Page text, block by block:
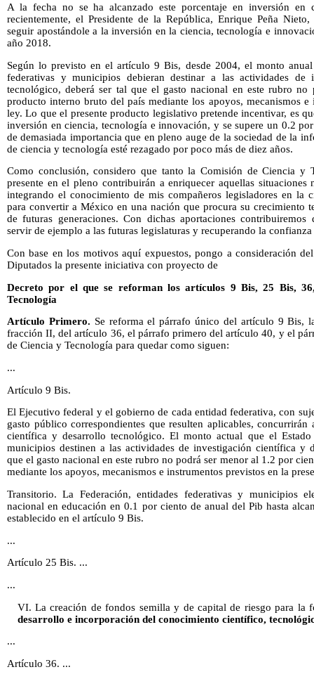
A la fecha no se ha alcanzado este porcentaje en inversión en
recientemente, el Presidente de la República, Enrique Peña
seguir apostándole a la inversión en la ciencia, tecnología e
año 2018.
Según lo previsto en el artículo 9 Bis, desde 2004, el monto anual
federativas y municipios debieran destinar a las actividades de
tecnológico, deberá ser tal que el gasto nacional en este rubro
producto interno bruto del país mediante los apoyos, mecanismos e
ley. Lo que el presente producto legislativo pretende incentivar, es
inversión en ciencia, tecnología e innovación, y se supere un 0.2
de demasiada importancia que en pleno auge de la sociedad de la
de ciencia y tecnología esté rezagado por poco más de diez años.
Como conclusión, considero que tanto la Comisión de Ciencia y
presente en el pleno contribuirán a enriquecer aquellas situaciones
integrando el conocimiento de mis compañeros legisladores en la
para convertir a México en una nación que procura su crecimiento
de futuras generaciones. Con dichas aportaciones contribuiremos
servir de ejemplo a las futuras legislaturas y recuperando la
Con base en los motivos aquí expuestos, pongo a consideración
Diputados la presente iniciativa con proyecto de
Decreto por el que se reforman los artículos 9 Bis, 25 Bis,
Tecnología
Artículo Primero. Se reforma el párrafo único del artículo 9 Bis,
fracción II, del artículo 36, el párrafo primero del artículo 40, y el
de Ciencia y Tecnología para quedar como siguen:
...
Artículo 9 Bis.
El Ejecutivo federal y el gobierno de cada entidad federativa, con
gasto público correspondientes que resulten aplicables,
científica y desarrollo tecnológico. El monto actual que el Estado
municipios destinen a las actividades de investigación científica y
que el gasto nacional en este rubro no podrá ser menor al 1.2 por
mediante los apoyos, mecanismos e instrumentos previstos en la
Transitorio. La Federación, entidades federativas y municipios
nacional en educación en 0.1 por ciento de anual del Pib hasta
establecido en el artículo 9 Bis.
...
Artículo 25 Bis. ...
...
VI. La creación de fondos semilla y de capital de riesgo para la
desarrollo e incorporación del conocimiento científico,
...
Artículo 36. ...